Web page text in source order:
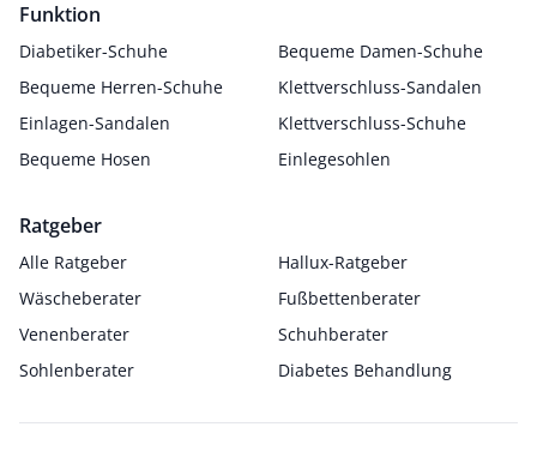
Funktion
Diabetiker-Schuhe
Bequeme Damen-Schuhe
Bequeme Herren-Schuhe
Klettverschluss-Sandalen
Einlagen-Sandalen
Klettverschluss-Schuhe
Bequeme Hosen
Einlegesohlen
Ratgeber
Alle Ratgeber
Hallux-Ratgeber
Wäscheberater
Fußbettenberater
Venenberater
Schuhberater
Sohlenberater
Diabetes Behandlung